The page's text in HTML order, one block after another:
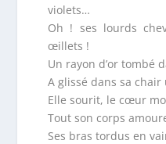
violets…
Oh ! ses lourds
œillets !
Un rayon d’or tombé
A glissé dans sa
Elle sourit, le cœur
Tout son corps
Ses bras tordus en